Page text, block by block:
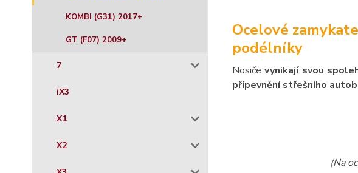
KOMBI (G31) 2017+
GT (F07) 2009+
7
iX3
X1
X2
Ocelové
podélníky
Nosičevynikají svou
připevnění střešního
(Na